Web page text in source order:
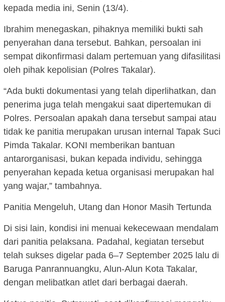
kepada media ini, Senin (13/4).
Ibrahim menegaskan, pihaknya memiliki bukti sah
penyerahan dana tersebut. Bahkan, persoalan ini
sempat dikonfirmasi dalam pertemuan yang difasilitasi
oleh pihak kepolisian (Polres Takalar).
“Ada bukti dokumentasi yang telah diperlihatkan, dan
penerima juga telah mengakui saat dipertemukan di
Polres. Persoalan apakah dana tersebut sampai atau
tidak ke panitia merupakan urusan internal Tapak Suci
Pimda Takalar. KONI memberikan bantuan
antarorganisasi, bukan kepada individu, sehingga
penyerahan kepada ketua organisasi merupakan hal
yang wajar,” tambahnya.
Panitia Mengeluh, Utang dan Honor Masih Tertunda
Di sisi lain, kondisi ini menuai kekecewaan mendalam
dari panitia pelaksana. Padahal, kegiatan tersebut
telah sukses digelar pada 6–7 September 2025 lalu di
Baruga Panrannuangku, Alun-Alun Kota Takalar,
dengan melibatkan atlet dari berbagai daerah.